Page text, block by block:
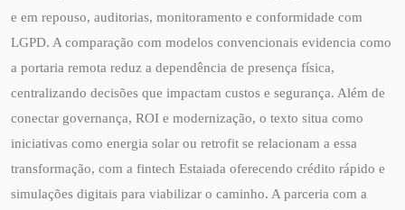
e em repouso, auditorias, monitoramento e conformidade com
LGPD. A comparação com modelos convencionais evidencia como
a portaria remota reduz a dependência de presença física,
centralizando decisões que impactam custos e segurança. Além de
conectar governança, ROI e modernização, o texto situa como
iniciativas como energia solar ou retrofit se relacionam a essa
transformação, com a fintech Estaiada oferecendo crédito rápido e
simulações digitais para viabilizar o caminho. A parceria com a